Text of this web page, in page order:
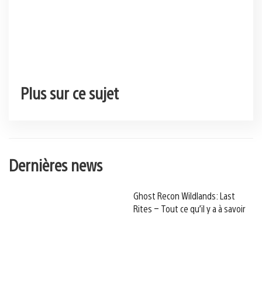
Plus sur ce sujet
Dernières news
Ghost Recon Wildlands: Last
Rites – Tout ce qu’il y a à savoir